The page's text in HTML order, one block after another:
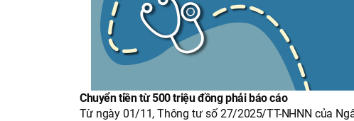
Chuyển tiền từ 500 triệu đồng phải báo cáo
Từ ngày 01/11, Thông tư số 27/2025/TT-NHNN của